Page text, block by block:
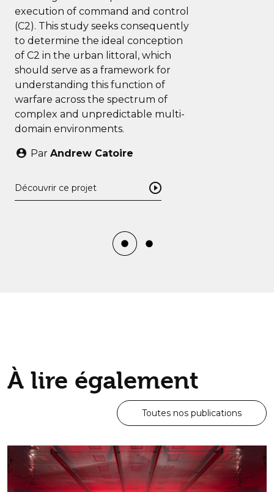
execution of command and control
(C2). This study seeks consequently
to determine the ideal conception
of C2 in the urban littoral, which
should serve as a framework for
understanding this function of
warfare across the spectrum of
complex and unpredictable multi-
domain environments.
ParAndrew Catoire
Découvrir ce projet
À lire également
Toutes nos publications